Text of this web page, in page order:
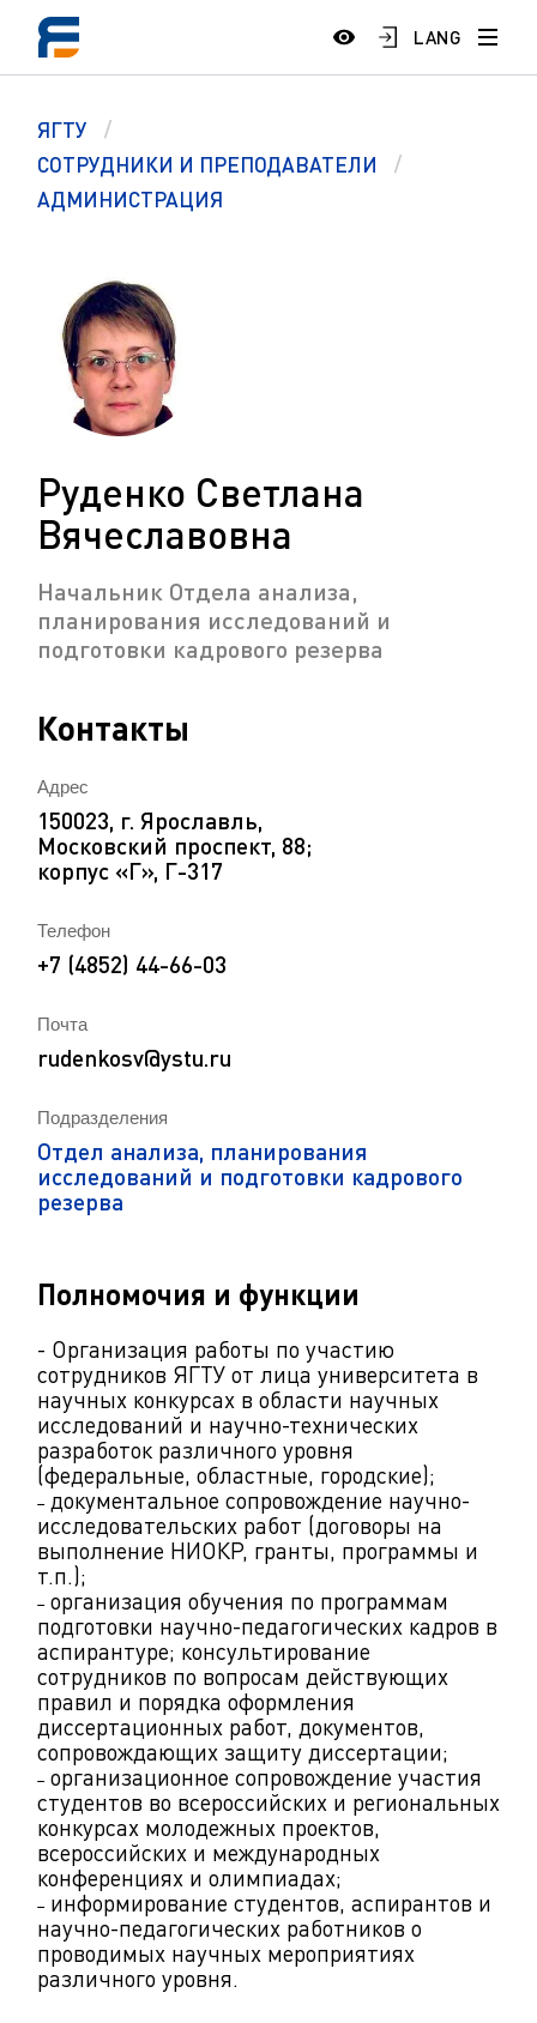
LANG
ЯГТУ
СОТРУДНИКИ И ПРЕПОДАВАТЕЛИ
АДМИНИСТРАЦИЯ
Руденко Светлана
Вячеславовна
Начальник Отдела анализа,
планирования исследований и
подготовки кадрового резерва
Подразделения
Отдел анализа, планирования
исследований и подготовки кадрового
резерва
Полномочия и функции
- Организация работы по участию
сотрудников ЯГТУ от лица университета в
научных конкурсах в области научных
исследований и научно-технических
разработок различного уровня
(федеральные, областные, городские);
˗ документальное сопровождение научно-
исследовательских работ (договоры на
выполнение НИОКР, гранты, программы и
т.п.);
˗ организация обучения по программам
подготовки научно-педагогических кадров в
аспирантуре; консультирование
сотрудников по вопросам действующих
правил и порядка оформления
диссертационных работ, документов,
сопровождающих защиту диссертации;
˗ организационное сопровождение участия
студентов во всероссийских и региональных
конкурсах молодежных проектов,
всероссийских и международных
конференциях и олимпиадах;
˗ информирование студентов, аспирантов и
научно-педагогических работников о
проводимых научных мероприятиях
различного уровня.
Контакты
Адрес
150023, г. Ярославль,
Московский проспект, 88;
корпус «Г», Г-317
Телефон
+7 (4852) 44-66-03
Почта
rudenkosv@ystu.ru